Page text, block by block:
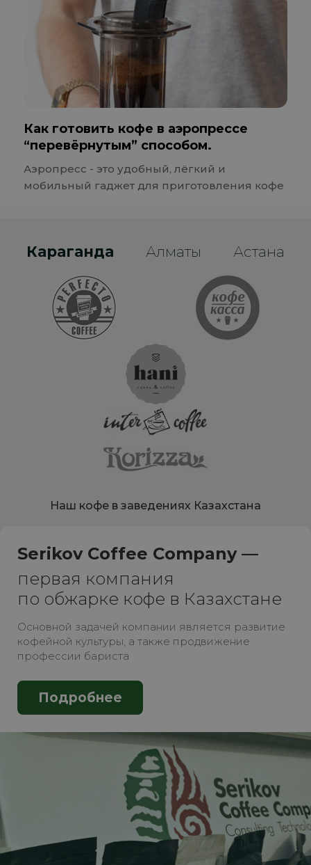
Как готовить кофе в аэропрессе
“перевёрнутым” способом.
Аэропресс - это удобный, лёгкий и
мобильный гаджет для приготовления кофе
Караганда Алматы Астана
Наш кофе в заведениях Казахстана
Serikov Coffee Company —
первая компания
по обжарке кофе в Казахстане
Основной задачей компании является развитие
кофейной культуры, а также продвижение
профессии бариста
Подробнее